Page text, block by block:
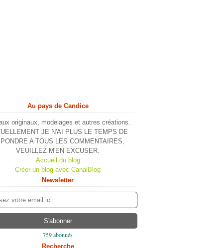
Au pays de Candice
originaux, modelages et autres créations.
JE N'AI PLUS LE TEMPS DE
A TOUS LES COMMENTAIRES,
VEUILLEZ M'EN EXCUSER.
Accueil du blog
Créer un blog avec CanalBlog
Newsletter
759 abonnés
Recherche